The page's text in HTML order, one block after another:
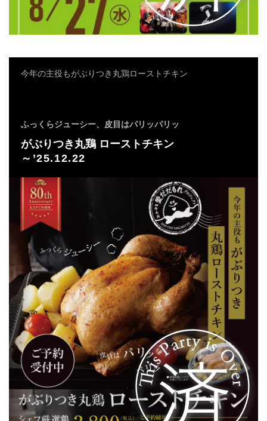
今年の主役もがぶりつき丸鶏ローストチキン
ふっくらジューシー、皮目はパリッパリッ
がぶりつき丸鶏 ローストチキン
～’25.12.22